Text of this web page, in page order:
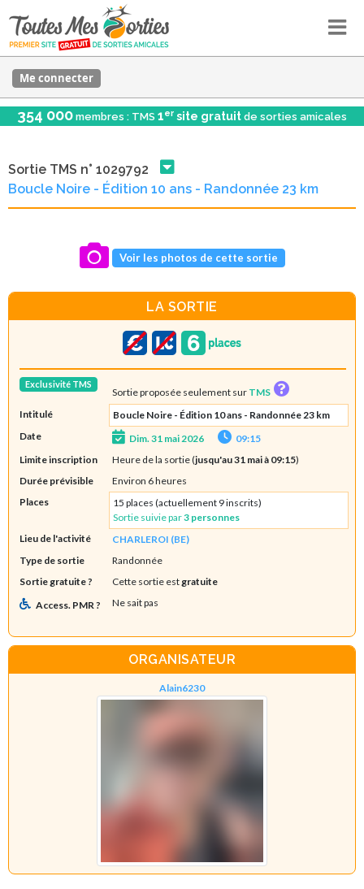
Me connecter
354 000 membres : TMS 1er site gratuit de sorties amicales
Sortie TMS n° 1029792
Boucle Noire - Édition 10 ans - Randonnée 23 km
Voir les photos de cette sortie
LA SORTIE
Exclusivité TMS
Sortie proposée seulement sur TMS
Intitulé
Boucle Noire - Édition 10 ans - Randonnée 23 km
Date
Dim. 31 mai 2026
09:15
Limite inscription
Heure de la sortie (jusqu'au 31 mai à 09:15)
Durée prévisible
Environ 6 heures
Places
15 places (actuellement 9 inscrits)
Sortie suivie par3 personnes
Lieu de l'activité
CHARLEROI (BE)
Type de sortie
Randonnée
Sortie gratuite ?
Cette sortie est gratuite
Access. PMR ?
Ne sait pas
ORGANISATEUR
Alain6230